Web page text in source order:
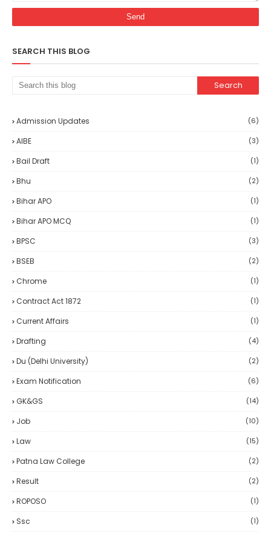
SEARCH THIS BLOG
Admission Updates (6)
AIBE (3)
Bail Draft (1)
Bhu (2)
Bihar APO (1)
Bihar APO MCQ (1)
BPSC (3)
BSEB (2)
Chrome (1)
Contract Act 1872 (1)
Current Affairs (1)
Drafting (4)
Du (delhi University) (2)
Exam Notification (6)
GK&GS (14)
Job (10)
Law (15)
Patna Law College (2)
Result (2)
ROPOSO (1)
Ssc (1)